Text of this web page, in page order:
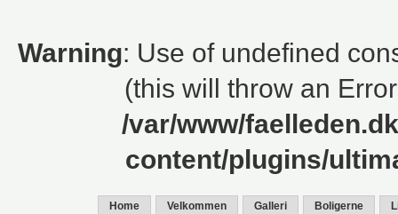
Warning: Use of undefined
(this will throw an
/var/www/
content/plugins/
Home Velkommen Galleri Boligerne